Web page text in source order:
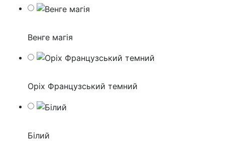
Венге магія
Оріх Французський темний
Білий